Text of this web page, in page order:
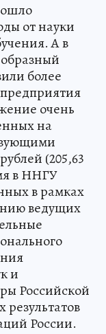
от науки
А в
более
очень
на
(205,63
в ННГУ
в рамках
ведущих
и
Российской
России.